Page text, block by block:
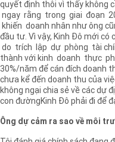
quyết định thôi vì thấy không
ngay rằng trong giai đoạn
khiến doanh nhân như ông
đầu tư. Vì vậy, Kinh Đô mới
do trích lập dự phòng tài
thành với kinh doanh thực
30%/năm để cán đích doanh
chưa kể đến doanh thu của
không ngại chia sẻ về các dự
con đườngKinh Đô phải đi để
Ông dự cảm ra sao về môi